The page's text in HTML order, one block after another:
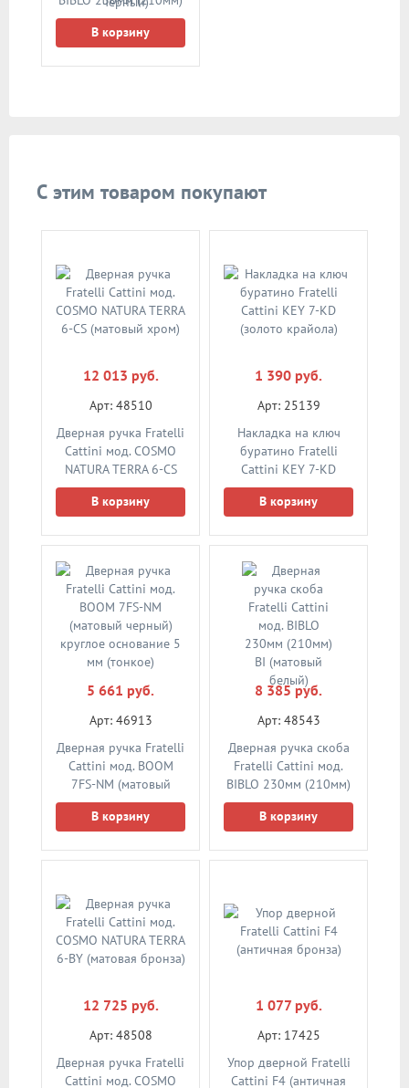
NM (матовый черный)
В корзину
С этим товаром покупают
12 013 руб.
Арт: 48510
Дверная ручка Fratelli
Cattini мод. COSMO
NATURA TERRA 6-CS
(матовый хром)
В корзину
1 390 руб.
Арт: 25139
Накладка на ключ
буратино Fratelli
Cattini KEY 7-KD
(золото крайола)
В корзину
5 661 руб.
Арт: 46913
Дверная ручка Fratelli
Cattini мод. BOOM
7FS-NM (матовый
черный) круглое
основание 5 мм
В корзину
8 385 руб.
Арт: 48543
Дверная ручка скоба
Fratelli Cattini мод.
BIBLO 230мм (210мм)
BI (матовый белый)
В корзину
12 725 руб.
Арт: 48508
Дверная ручка Fratelli
Cattini мод. COSMO
1 077 руб.
Арт: 17425
Упор дверной Fratelli
Cattini F4 (античная